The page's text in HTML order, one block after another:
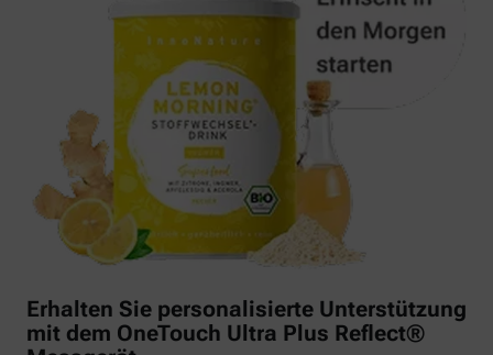
Erhalten Sie personalisierte Unterstützung
mit dem OneTouch Ultra Plus Reflect®